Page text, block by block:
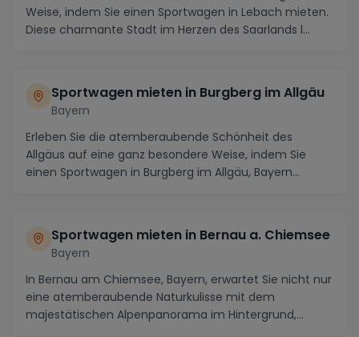
Weise, indem Sie einen Sportwagen in Lebach mieten.
Diese charmante Stadt im Herzen des Saarlands l...
Sportwagen mieten in Burgberg im Allgäu
Bayern
Erleben Sie die atemberaubende Schönheit des
Allgäus auf eine ganz besondere Weise, indem Sie
einen Sportwagen in Burgberg im Allgäu, Bayern
Sportwagen mieten in Bernau a. Chiemsee
Bayern
In Bernau am Chiemsee, Bayern, erwartet Sie nicht nur
eine atemberaubende Naturkulisse mit dem
majestätischen Alpenpanorama im Hintergrund,